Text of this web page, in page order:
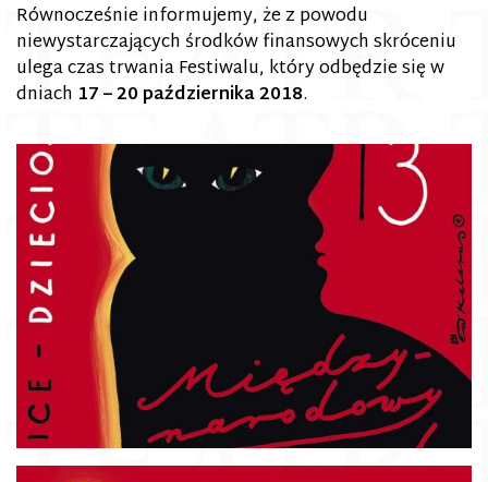
Równocześnie informujemy, że z powodu
niewystarczających środków finansowych skróceniu
ulega czas trwania Festiwalu, który odbędzie się w
dniach 17 – 20 października 2018.